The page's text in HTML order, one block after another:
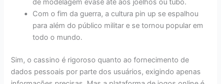
de modelagem evasê até aos joelhos ou tubo.
Com o fim da guerra, a cultura pin up se espalhou
para além do público militar e se tornou popular em
todo o mundo.
Sim, o cassino é rigoroso quanto ao fornecimento de
dados pessoais por parte dos usuários, exigindo apenas